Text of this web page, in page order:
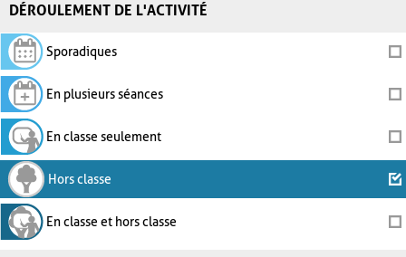
DÉROULEMENT DE L'ACTIVITÉ
Sporadiques
En plusieurs séances
En classe seulement
Hors classe
En classe et hors classe